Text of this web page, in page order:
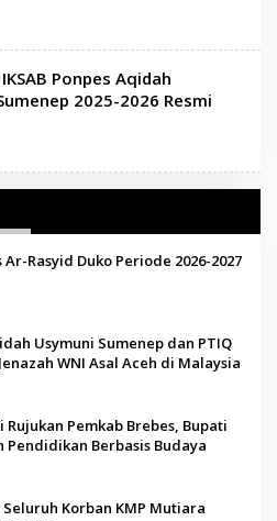
Ponpes Aqidah
2025-2026 Resmi
Rasyid Duko Periode 2026-2027
Usymuni Sumenep dan PTIQ
WNI Asal Aceh di Malaysia
Rujukan Pemkab Brebes, Bupati
Pendidikan Berbasis Budaya
Seluruh Korban KMP Mutiara